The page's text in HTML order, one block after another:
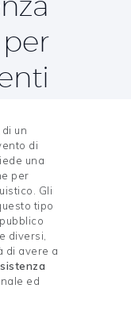
un
di
una
per
Gli
tipo
diversi,
di avere a
ed